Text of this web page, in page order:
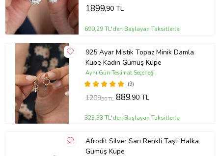
1899,90 TL
690,29 TL'den Başlayan Taksitlerle
925 Ayar Mistik Topaz Minik Damla
Küpe Kadın Gümüş Küpe
(9)
Aynı Gün Teslimat Seçeneği
1209,90 TL 889,90 TL
323,33 TL'den Başlayan Taksitlerle
Afrodit Silver Sarı Renkli Taşlı Halka
Gümüş Küpe